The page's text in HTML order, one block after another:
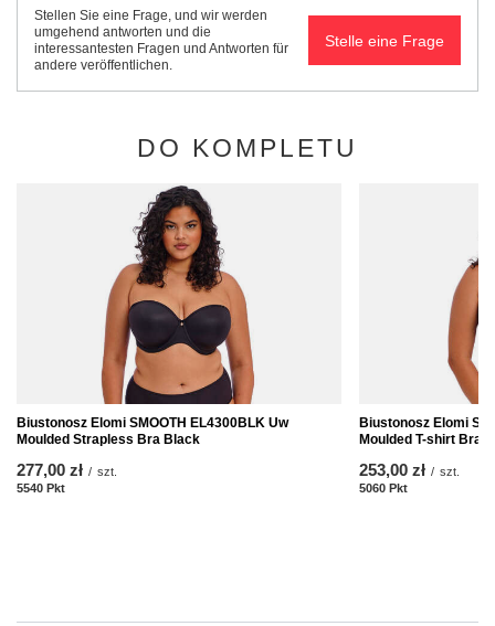
Stellen Sie eine Frage, und wir werden
umgehend antworten und die
interessantesten Fragen und Antworten für
andere veröffentlichen.
Stelle eine Frage
DO KOMPLETU
Biustonosz Elomi SMOOTH EL4300BLK Uw
Moulded Strapless Bra Black
277,00 zł / szt.
5540 Pkt
Biustonosz Elomi
Moulded T-shirt Bra
253,00 zł / szt.
5060 Pkt